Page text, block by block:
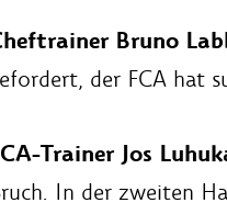
Bruno
der FCA hat
Trainer Jos
In der zweiten